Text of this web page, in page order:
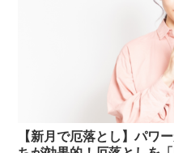
【新月で厄落とし】パワ